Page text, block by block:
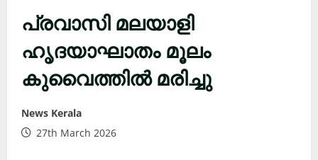
പ്രവാസി മലയാളി
ഹൃദയാഘാതം മൂലം
കുവൈത്തിൽ മരിച്ചു
News Kerala
27th March 2026